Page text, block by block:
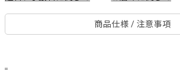
商品仕様 / 注意事項